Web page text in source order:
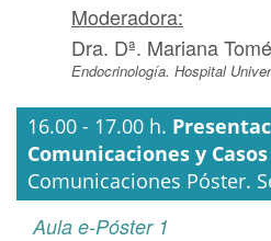
Moderadora:
Dra. Dª. Mariana
Endocrinología. Hospital
16.00 - 17.00 h.
Comunicaciones y
Comunicaciones Póster.
Aula e-Póster 1